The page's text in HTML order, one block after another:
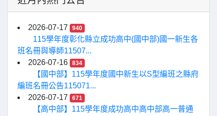
2026-07-17 940
115學年度彰化縣立成功高中(國中部)國一新生各
班名冊與導師11507...
2026-07-16
834
【國中部】115學年度國中新生以S型編班之縣府
編班名冊公告115071...
2026-07-17
671
【高中部】115學年度成功高中高中部高一普通